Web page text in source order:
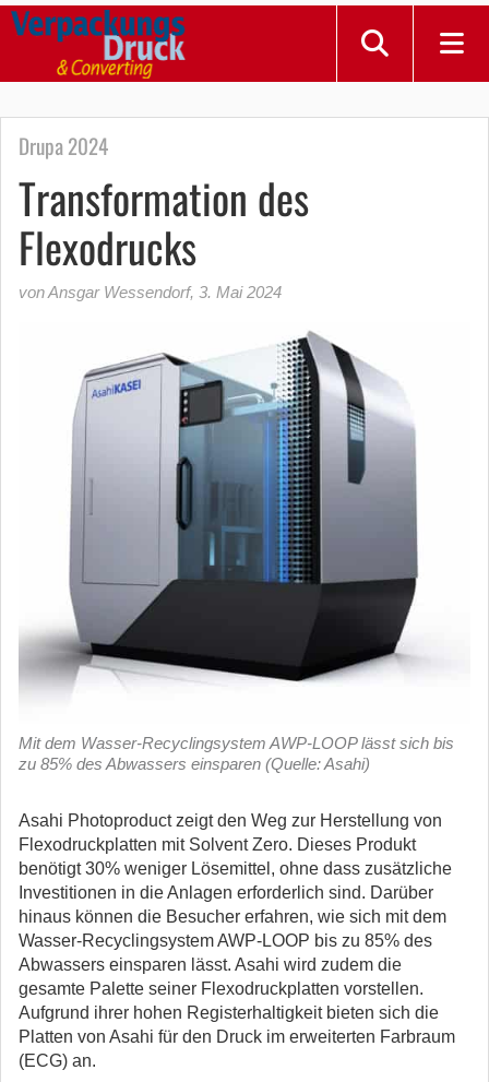
Drupa 2024
Transformation des
Flexodrucks
von Ansgar Wessendorf, 3. Mai 2024
Mit dem Wasser-Recyclingsystem AWP-LOOP lässt sich bis
zu 85% des Abwassers einsparen (Quelle: Asahi)
Asahi Photoproduct zeigt den Weg zur Herstellung von
Flexodruckplatten mit Solvent Zero. Dieses Produkt
benötigt 30% weniger Lösemittel, ohne dass zusätzliche
Investitionen in die Anlagen erforderlich sind. Darüber
hinaus können die Besucher erfahren, wie sich mit dem
Wasser-Recyclingsystem AWP-LOOP bis zu 85% des
Abwassers einsparen lässt. Asahi wird zudem die
gesamte Palette seiner Flexodruckplatten vorstellen.
Aufgrund ihrer hohen Registerhaltigkeit bieten sich die
Platten von Asahi für den Druck im erweiterten Farbraum
(ECG) an.